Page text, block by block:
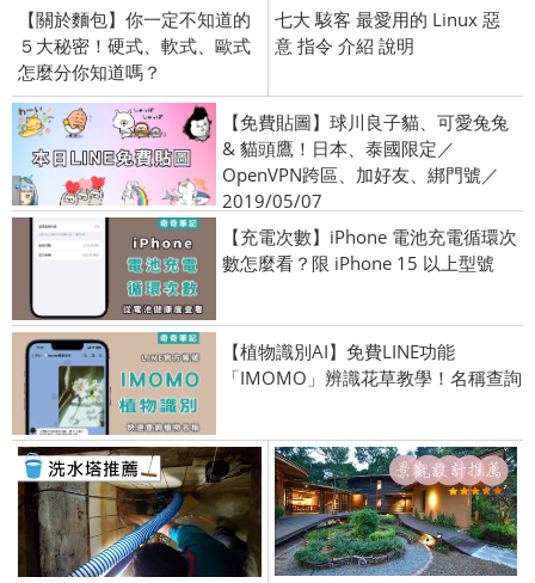
【關於麵包】你一定不知道的
５大秘密！硬式、軟式、歐式
怎麼分你知道嗎？
七大 駭客 最愛用的 Linux 惡
意 指令 介紹 說明
【免費貼圖】球川良子貓、可愛兔兔
& 貓頭鷹！日本、泰國限定／
OpenVPN跨區、加好友、綁門號／
2019/05/07
【充電次數】iPhone 電池充電循環次
數怎麼看？限 iPhone 15 以上型號
【植物識別AI】免費LINE功能
「IMOMO」辨識花草教學！名稱查詢